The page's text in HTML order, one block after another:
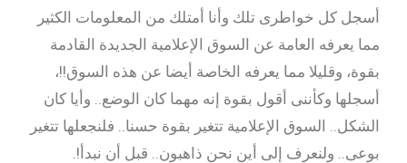
أسجل كل خواطرى تلك وأنا أمتلك من المعلومات الكثير
مما يعرفه العامة عن السوق الإعلامية الجديدة القادمة
بقوة، وقليلا مما يعرفه الخاصة أيضا عن هذه السوق!!،
أسجلها وكأننى أقول بقوة إنه مهما كان الوضع.. وأيا كان
الشكل.. السوق الإعلامية تتغير بقوة حسنا.. فلنجعلها تتغير
بوعى.. ولنعرف إلى أين نحن ذاهبون.. قبل أن نبدأ!.